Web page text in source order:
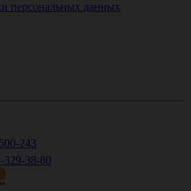
персональных данных
243
329-38-80